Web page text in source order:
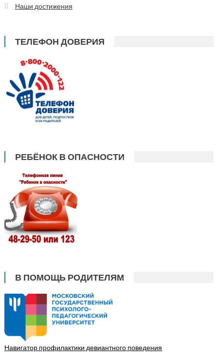
Наши достижения
ТЕЛЕФОН ДОВЕРИЯ
РЕБЁНОК В ОПАСНОСТИ
В ПОМОЩЬ РОДИТЕЛЯМ
Навигатор профилактики девиантного поведения